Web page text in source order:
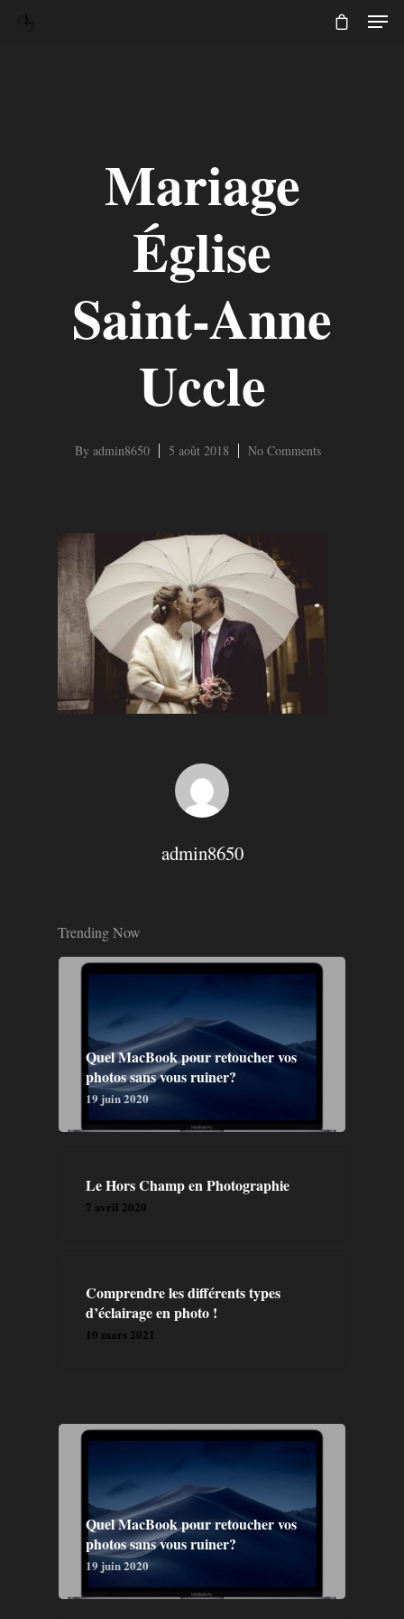
Hit enter to search or ESC to close
Mariage
Église
Saint-Anne
Uccle
By admin8650 5 août 2018 No Comments
admin8650
Trending Now
Quel MacBook pour retoucher vos
photos sans vous ruiner?
19 juin 2020
Le Hors Champ en Photographie
7 avril 2020
Comprendre les différents types
d’éclairage en photo !
10 mars 2021
Quel MacBook pour retoucher vos
photos sans vous ruiner?
19 juin 2020